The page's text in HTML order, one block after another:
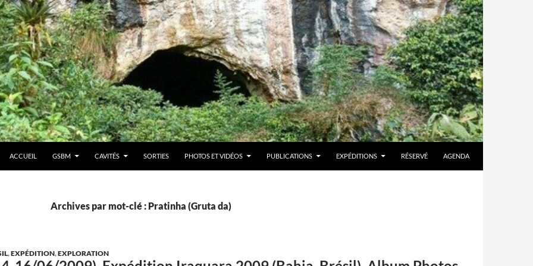
ACCUEIL GSBM CAVITÉS SORTIES PHOTOS ET VIDÉOS PUBLICATIONS EXPÉDITIONS RÉSERVÉ AGENDA
Archives par mot-clé : Pratinha (Gruta da)
,EXPÉDITION,EXPLORATION